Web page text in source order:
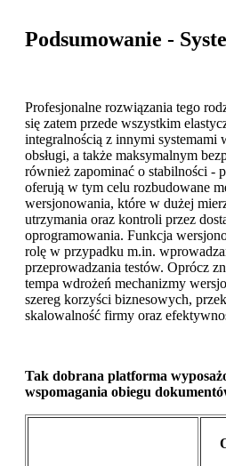
Podsumowanie -
Profesjonalne rozwiązania tego
się zatem przede wszystkim
integralnością z innymi systemami
obsługi, a także maksymalnym
również zapominać o stabilności -
oferują w tym celu rozbudowane
wersjonowania, które w dużej
utrzymania oraz kontroli przez
oprogramowania. Funkcja
rolę w przypadku m.in.
przeprowadzania testów. Oprócz
tempa wdrożeń mechanizmy
szereg korzyści biznesowych,
skalowalność firmy oraz
Tak dobrana platforma
wspomagania obiegu